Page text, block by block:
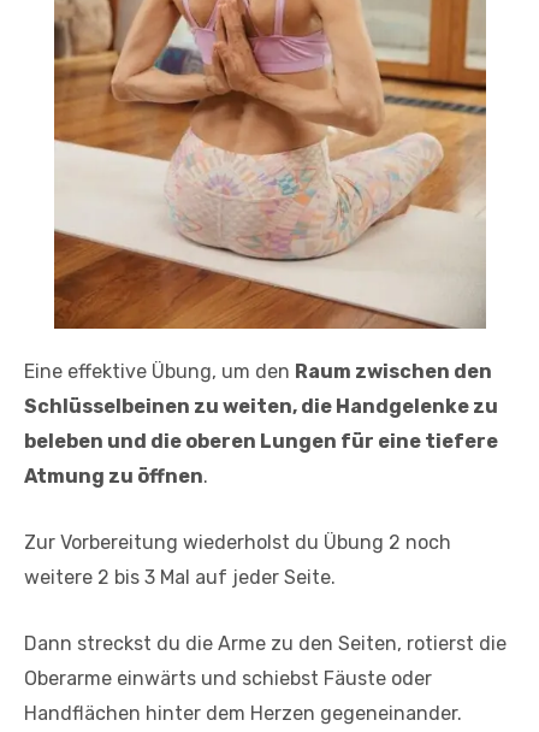
Eine effektive Übung, um den Raum zwischen den
Schlüsselbeinen zu weiten, die Handgelenke zu
beleben und die oberen Lungen für eine tiefere
Atmung zu öffnen.
Zur Vorbereitung wiederholst du Übung 2 noch
weitere 2 bis 3 Mal auf jeder Seite.
Dann streckst du die Arme zu den Seiten, rotierst die
Oberarme einwärts und schiebst Fäuste oder
Handflächen hinter dem Herzen gegeneinander.